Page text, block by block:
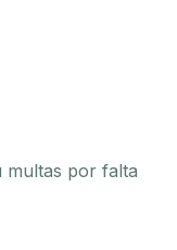
multas por falta